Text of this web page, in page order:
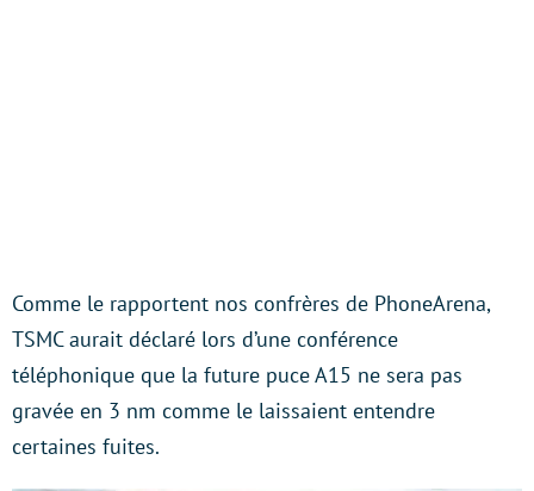
Comme le rapportent nos confrères de PhoneArena,
TSMC aurait déclaré lors d’une conférence
téléphonique que la future puce A15 ne sera pas
gravée en 3 nm comme le laissaient entendre
certaines fuites.